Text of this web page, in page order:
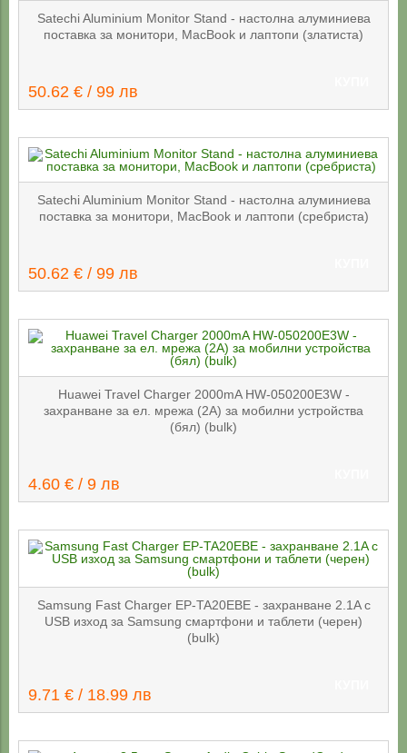
Satechi Aluminium Monitor Stand - настолна алуминиева
поставка за монитори, MacBook и лаптопи (златиста)
50.62 € / 99 лв
Satechi Aluminium Monitor Stand - настолна алуминиева
поставка за монитори, MacBook и лаптопи (сребриста)
50.62 € / 99 лв
Huawei Travel Charger 2000mA HW-050200E3W -
захранване за ел. мрежа (2A) за мобилни устройства
(бял) (bulk)
4.60 € / 9 лв
Samsung Fast Charger EP-TA20EBE - захранване 2.1A с
USB изход за Samsung смартфони и таблети (черен)
(bulk)
9.71 € / 18.99 лв